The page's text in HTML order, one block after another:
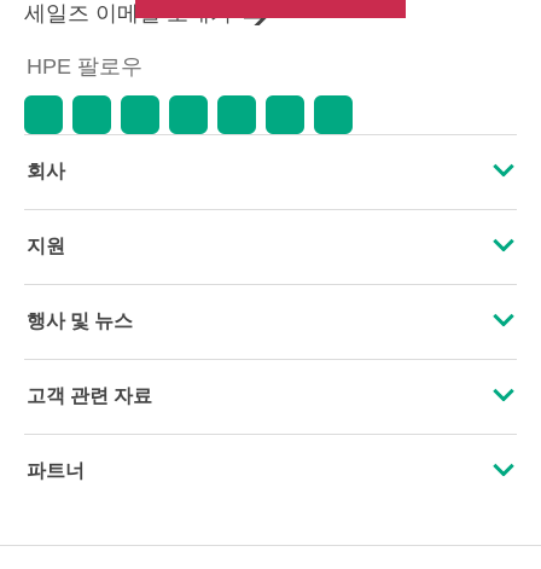
세일즈 이메일 보내기
HPE 팔로우
회사
HPE 소개
기업의 책임
HPE Labs
지원
운영 지원 서비스
소프트웨어 및 드라이버
보증 확인
행사 및 뉴스
행사
고객 관련 자료
문의하기
파트너